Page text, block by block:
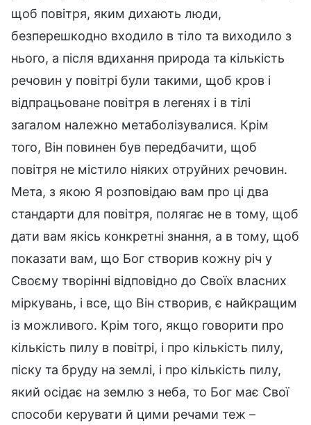
щоб повітря, яким дихають люди,
безперешкодно входило в тіло та виходило з
нього, а після вдихання природа та кількість
речовин у повітрі були такими, щоб кров і
відпрацьоване повітря в легенях і в тілі
загалом належно метаболізувалися. Крім
того, Він повинен був передбачити, щоб
повітря не містило ніяких отруйних речовин.
Мета, з якою Я розповідаю вам про ці два
стандарти для повітря, полягає не в тому, щоб
дати вам якісь конкретні знання, а в тому, щоб
показати вам, що Бог створив кожну річ у
Своєму творінні відповідно до Своїх власних
міркувань, і все, що Він створив, є найкращим
із можливого. Крім того, якщо говорити про
кількість пилу в повітрі, і про кількість пилу,
піску та бруду на землі, і про кількість пилу,
який осідає на землю з неба, то Бог має Свої
способи керувати й цими речами теж –